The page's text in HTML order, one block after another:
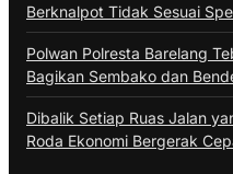
Berknalpot Tidak Sesuai
Polwan Polresta Barelang
Bagikan Sembako dan
Dibalik Setiap Ruas Jalan
Roda Ekonomi Bergerak